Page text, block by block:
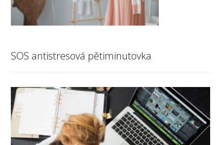
SOS antistresová pětiminutovka